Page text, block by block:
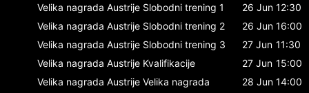
Velika nagrada Austrije Slobodni trening 1 26 Jun 12:30
Velika nagrada Austrije Slobodni trening 2 26 Jun 16:00
Velika nagrada Austrije Slobodni trening 3 27 Jun 11:30
Velika nagrada Austrije Kvalifikacije 27 Jun 15:00
Velika nagrada Austrije Velika nagrada 28 Jun 14:00